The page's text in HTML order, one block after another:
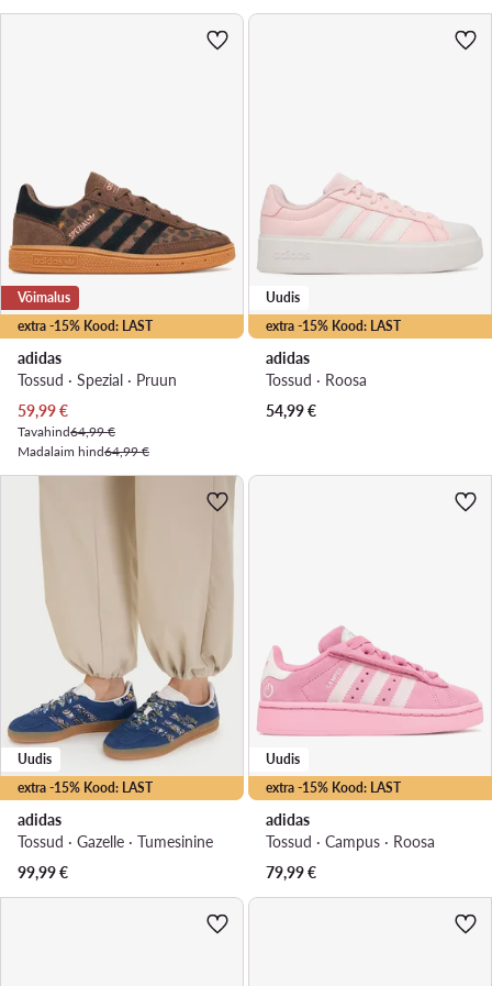
extra -15% Kood: LAST
Võimalus
adidas
Tossud · Spezial · Pruun
Praegune hind
59,99€
Tavahind64,99 €
Madalaim hind64,99 €
extra -15% Kood: LAST
Uudis
adidas
Tossud · Roosa
54,99€
extra -15% Kood: LAST
Uudis
adidas
Tossud · Gazelle · Tumesinine
99,99€
extra -15% Kood: LAST
Uudis
adidas
Tossud · Campus · Roosa
79,99€